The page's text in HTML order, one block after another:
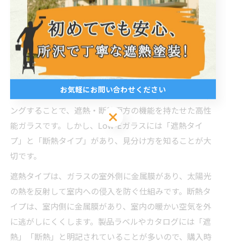
理解し、設置場所や用途に応じた最適な製品選びが重要
です。後悔しないためには、実際に使用した方の口コミ
やリフォーム事例を参考にするのも有効です。
Low-Eガラスの遮熱と断熱の見分け方
Low-Eガラスは、特殊な金属膜をガラス表面にコーティ
ングすることで、遮熱・断熱両方の機能を持たせた高性
能ガラスです。しかし、Low-Eガラスには「遮熱タイ
プ」と「断熱タイプ」があり、見分け方を知ることが大
切です。
遮熱タイプは、ガラスの室外側に金属膜があり、太陽光
の熱を反射して室内への侵入を防ぐ仕組みです。断熱タ
イプは、室内側に金属膜があり、室内の暖かい空気を外
に逃がしにくくします。製品ラベルやカタログには「遮
熱」「断熱」と明記されていることが多いので、購入時
お気軽にお問い合わせください
お気軽にお問い合わせください